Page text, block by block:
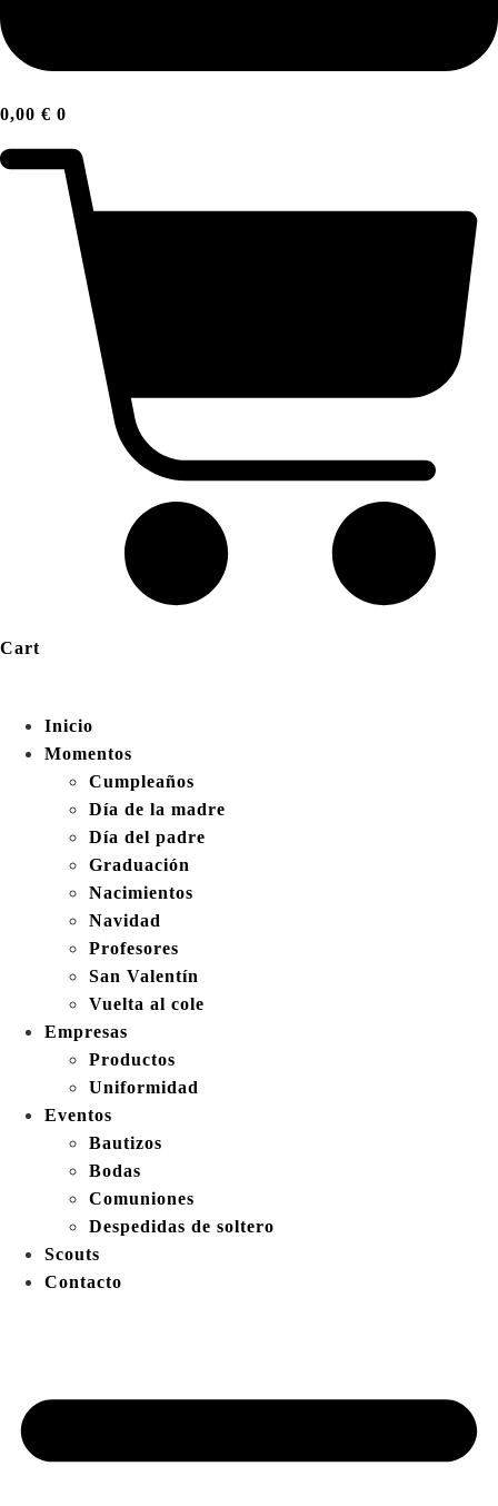
0,00 € 0
Cart
Inicio
Momentos
Cumpleaños
Día de la madre
Día del padre
Graduación
Nacimientos
Navidad
Profesores
San Valentín
Vuelta al cole
Empresas
Productos
Uniformidad
Eventos
Bautizos
Bodas
Comuniones
Despedidas de soltero
Scouts
Contacto